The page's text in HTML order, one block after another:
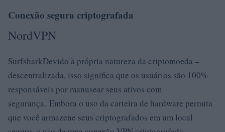
Conexão segura criptografada
NordVPN
SurfsharkDevido à própria natureza da criptomoeda –
descentralizada, isso significa que os usuários são 100%
responsáveis ​​por manusear seus ativos com
segurança. Embora o uso da carteira de hardware permita
que você armazene seus criptografados em um local